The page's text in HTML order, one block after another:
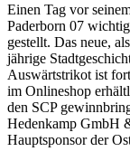
Einen Tag vor
Paderborn 07
gestellt. Das neue,
jährige
Auswärtstrikot ist
im Onlineshop
den SCP
Hedenkamp GmbH
Hauptsponsor der